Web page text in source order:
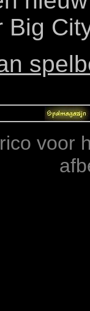
Big
voor